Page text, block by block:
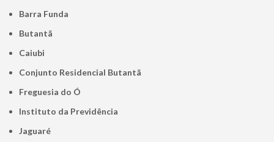
Barra Funda
Butantã
Caiubi
Conjunto Residencial Butantã
Freguesia do Ó
Instituto da Previdência
Jaguaré